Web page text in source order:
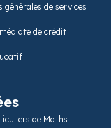
générales de services
de crédit
de Maths